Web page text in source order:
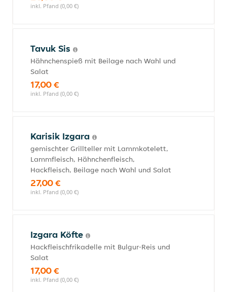
inkl. Pfand (0,00 €)
Tavuk Sis
Hähnchenspieß mit Beilage nach Wahl und
Salat
17,00 €
inkl. Pfand (0,00 €)
Karisik Izgara
gemischter Grillteller mit Lammkotelett,
Lammfleisch, Hähnchenfleisch,
Hackfleisch, Beilage nach Wahl und Salat
27,00 €
inkl. Pfand (0,00 €)
Izgara Köfte
Hackfleischfrikadelle mit Bulgur-Reis und
Salat
17,00 €
inkl. Pfand (0,00 €)